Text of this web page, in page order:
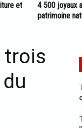
et
4 500 joyaux
patrimoine
trois